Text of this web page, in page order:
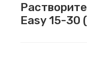
Easy 15-30